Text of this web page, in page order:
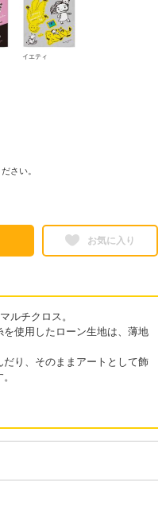
イエティ
さい。
お気に入り
ルチクロス。
使用したローン生地は、薄地
り、そのままアートとして飾